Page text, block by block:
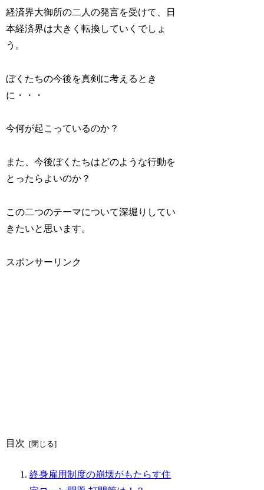
経済界大御所の二人の発言を受けて、日
本経済界は大きく転換していくでしょ
う。
ぼくたちの今後を真剣に考えるとき
に・・・
今何が起こっているのか？
また、今後ぼくたちはどのような行動を
とったらよいのか？
この二つのテーマについて深堀りしてい
きたいと思います。
スポンサーリンク
目次
終身雇用制度の崩壊がもたらす住